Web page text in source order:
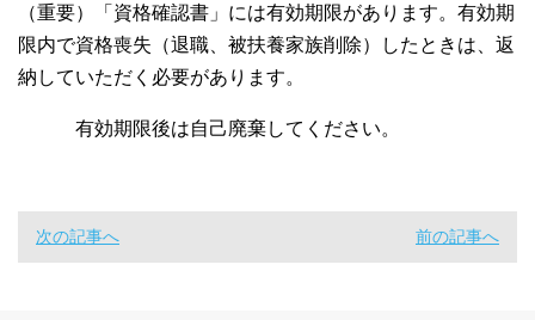
（重要）「資格確認書」には有効期限があります。有効期
限内で資格喪失（退職、被扶養家族削除）したときは、返
納していただく必要があります。
有効期限後は自己廃棄してください。
次の記事へ 前の記事へ